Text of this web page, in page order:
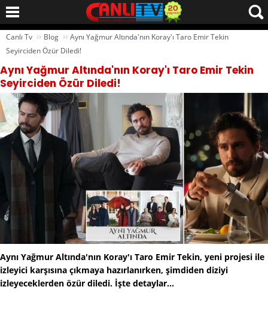
Canlı Tv ›› Blog ›› Aynı Yağmur Altında'nın Koray'ı Taro Emir Tekin
Seyirciden Özür Diledi!
Aynı Yağmur Altında'nın Koray'ı Taro Emir Tekin
Seyirciden Özür Diledi!
Aynı Yağmur Altında'nın Koray'ı Taro Emir Tekin, yeni projesi ile
izleyici karşısına çıkmaya hazırlanırken, şimdiden diziyi
izleyeceklerden özür diledi. İşte detaylar...